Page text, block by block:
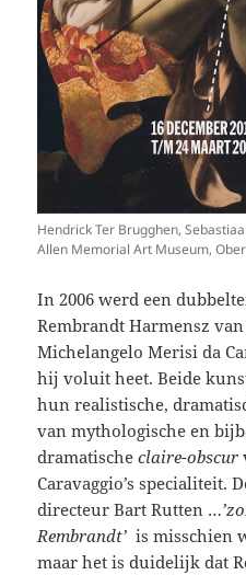
Hendrick Ter Brugghen,
Allen Memorial Art Museum,
In 2006 werd een
Rembrandt Harmensz van
Michelangelo Merisi da
hij voluit heet. Beide
hun realistische,
van mythologische en
dramatischeclaire-obscur
Caravaggio’s specialiteit.
directeur Bart Rutten …
Rembrandt’ is misschien
maar het is duidelijk dat